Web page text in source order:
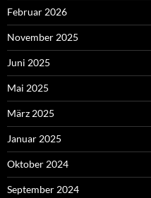
Februar 2026
November 2025
Juni 2025
Mai 2025
März 2025
Januar 2025
Oktober 2024
September 2024